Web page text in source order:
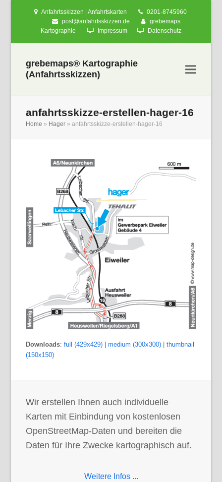
Anfahrtsskizzen | Anfahrtskarten
0201-8745960
post@anfahrtsskizzen.de
grebemaps
Kartographie
Impressum Datenschutz
grebemaps® Kartographie
(Anfahrtsskizzen)
anfahrtsskizze-erstellen-hager-16
Home » Hager »anfahrtsskizze-erstellen-hager-16
Downloads:full (429x429) |medium (300x300) |thumbnail
(150x150)
Wir erstellen Ihnen auch individuelle
Karten mit Einbindung von kostenlosen
OpenStreetMap-Daten und bereiten die
Daten für Ihre Zwecke kartographisch auf.
Weitere Infos ...